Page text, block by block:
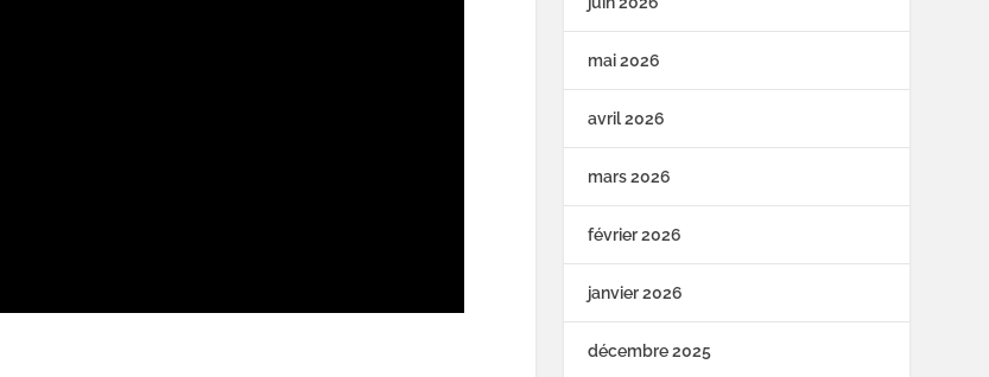
mai 2026
avril 2026
mars 2026
février 2026
janvier 2026
décembre 2025